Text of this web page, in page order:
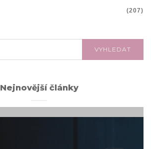
(207)
VYHLEDAT
Nejnovější články